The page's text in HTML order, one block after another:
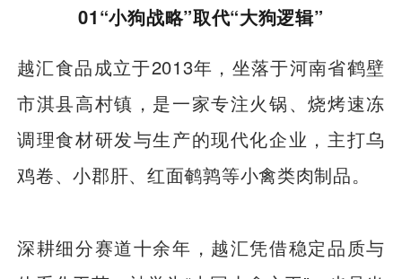
01“小狗战略”取代“大狗逻辑”
越汇食品成立于2013年，坐落于河南省鹤壁
市淇县高村镇，是一家专注火锅、烧烤速冻
调理食材研发与生产的现代化企业，主打乌
鸡卷、小郡肝、红面鹌鹑等小禽类肉制品。
深耕细分赛道十余年，越汇凭借稳定品质与